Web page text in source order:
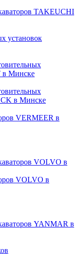
TAKEUCHI
установок
в Минске
в Минске
VERMEER в
VOLVO в
VOLVO в
YANMAR в